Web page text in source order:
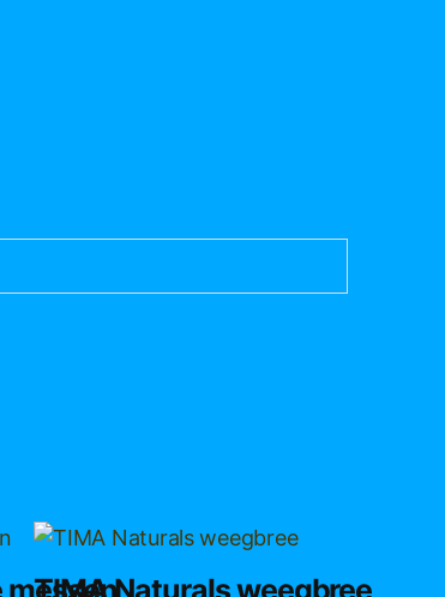
Dit